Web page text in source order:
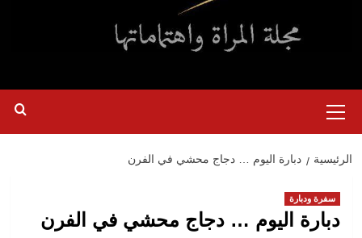
الرئيسية
الرئيسية دبارة اليوم … دجاج محشي في الفرن
سفرة ودبارة
دبارة اليوم … دجاج محشي في الفرن